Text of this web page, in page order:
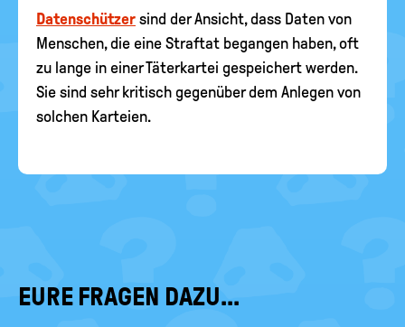
Datenschützer sind der Ansicht, dass Daten von
Menschen, die eine Straftat begangen haben, oft
zu lange in einer Täterkartei gespeichert werden.
Sie sind sehr kritisch gegenüber dem Anlegen von
solchen Karteien.
EURE FRAGEN DAZU...